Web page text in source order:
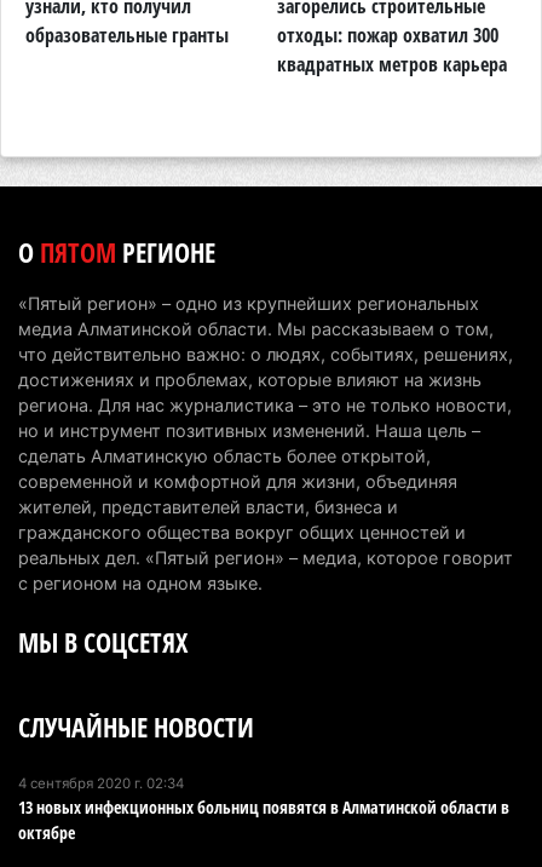
сборы в Алматинскую область
169
интеллекту
Казахстанцы назвали доход, при котором не
6 августа 2026 г. 09:52
Пожар в Аксайском ущелье под Алматы
полностью ликвидирован спустя три дня
6 августа 2026 г. 08:51 230
Минэкологии опровергло фото тигра возле села
в Алматинской области
5 августа 2026 г. 17:06 202
мировом рейтинге благополучия
Казахстан может начать выпуск экологичного
запустят в Алатау
5 августа 2026 г. 12:32 201
узнали, кто получил
образовательные гранты
загорелись строительные
отходы: пожар охватил 300
квадратных метров карьера
ОПЯТОМ РЕГИОНЕ
«Пятый регион» – одно из крупнейших региональных
медиа Алматинской области. Мы рассказываем о том,
что действительно важно: о людях, событиях, решениях,
достижениях и проблемах, которые влияют на жизнь
региона. Для нас журналистика – это не только новости,
но и инструмент позитивных изменений. Наша цель –
сделать Алматинскую область более открытой,
современной и комфортной для жизни, объединяя
жителей, представителей власти, бизнеса и
гражданского общества вокруг общих ценностей и
реальных дел. «Пятый регион» – медиа, которое говорит
с регионом на одном языке.
МЫ В СОЦСЕТЯХ
СЛУЧАЙНЫЕ НОВОСТИ
4 сентября 2020 г. 02:34
13 новых инфекционных больниц появятся в Алматинской области в
октябре